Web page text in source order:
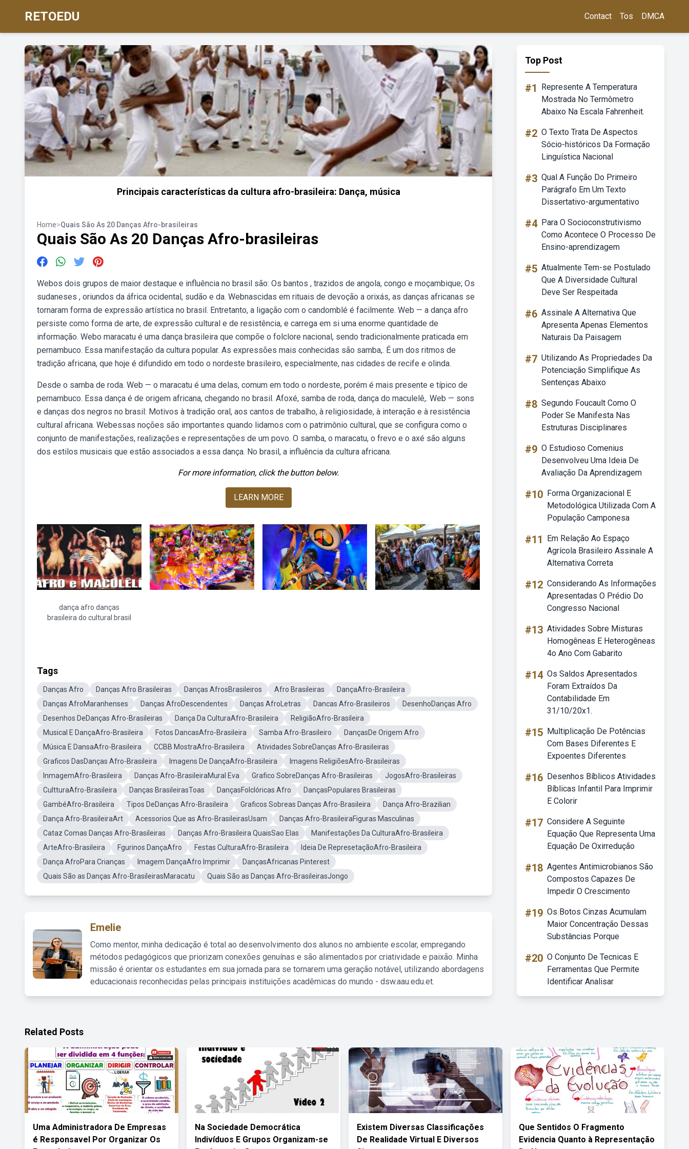
RETOEDU Contact Tos DMCA
Principais características da cultura afro-brasileira: Dança, música
Home>Quais São As 20 Danças Afro-brasileiras
Quais São As 20 Danças Afro-brasileiras
Webos dois grupos de maior destaque e influência no brasil são: Os bantos , trazidos de angola, congo e moçambique; Os
sudaneses , oriundos da áfrica ocidental, sudão e da. Webnascidas em rituais de devoção a orixás, as danças africanas se
tornaram forma de expressão artística no brasil. Entretanto, a ligação com o candomblé é facilmente. Web — a dança afro
persiste como forma de arte, de expressão cultural e de resistência, e carrega em si uma enorme quantidade de
informação. Webo maracatu é uma dança brasileira que compõe o folclore nacional, sendo tradicionalmente praticada em
pernambuco. Essa manifestação da cultura popular. As expressões mais conhecidas são samba,. É um dos ritmos de
tradição africana, que hoje é difundido em todo o nordeste brasileiro, especialmente, nas cidades de recife e olinda.
Desde o samba de roda. Web — o maracatu é uma delas, comum em todo o nordeste, porém é mais presente e típico de
pernambuco. Essa dança é de origem africana, chegando no brasil. Afoxé, samba de roda, dança do maculelê,. Web — sons
e danças dos negros no brasil: Motivos à tradição oral, aos cantos de trabalho, à religiosidade, à interação e à resistência
cultural africana. Webessas noções são importantes quando lidamos com o patrimônio cultural, que se configura como o
conjunto de manifestações, realizações e representações de um povo. O samba, o maracatu, o frevo e o axé são alguns
dos estilos musicais que estão associados a essa dança. No brasil, a influência da cultura africana.
For more information, click the button below.
LEARN MORE
dança afro danças
brasileira do cultural brasil
Tags
Danças Afro Danças Afro Brasileiras Danças AfrosBrasileiros Afro Brasileiras
DançaAfro-Brasileira
Danças AfroMaranhenses
Danças AfroDescendentes Danças AfroLetras Dancas Afro-Brasileiros
DesenhoDanças Afro
Desenhos DeDanças Afro-Brasileiras
Dança Da CulturaAfro-Brasileira
ReligiãoAfro-Brasileira
Musical E DançaAfro-Brasileira
Fotos DancasAfro-Brasileira Samba Afro-Brasileiro
DançasDe Origem Afro
Música E DansaAfro-Brasileira
CCBB MostraAfro-Brasileira
Atividades SobreDanças Afro-Brasileiras
Graficos DasDanças Afro-Brasileira
Imagens De DançaAfro-Brasileira
Imagens ReligiõesAfro-Brasileiras
InmagemAfro-Brasileira
Danças Afro-BrasileiraMural Eva Grafico SobreDanças Afro-Brasileiras
JogosAfro-Brasileiras
CultturaAfro-Brasileira
Danças BrasileirasToas DançasFolclóricas Afro
DançasPopulares Brasileiras
GambéAfro-Brasileira
Tipos DeDanças Afro-Brasileira Graficos Sobreas Danças Afro-Brasileira
Dança Afro-Brazilian
Dança Afro-BrasileiraArt
Acessorios Que as Afro-BrasileirasUsam
Danças Afro-BrasileiraFiguras Masculinas
Cataz Comas Danças Afro-Brasileiras
Danças Afro-Brasileira QuaisSao Elas
Manifestações Da CulturaAfro-Brasileira
ArteAfro-Brasileira
Fgurinos DançaAfro Festas CulturaAfro-Brasileira
Ideia De RepresetaçãoAfro-Brasileira
Dança AfroPara Crianças
Imagem DançaAfro Imprimir
DançasAfricanas Pinterest
Quais São as Danças Afro-BrasileirasMaracatu
Quais São as Danças Afro-BrasileirasJongo
Emelie
Como mentor, minha dedicação é total ao desenvolvimento dos alunos no ambiente escolar, empregando
métodos pedagógicos que priorizam conexões genuínas e são alimentados por criatividade e paixão. Minha
missão é orientar os estudantes em sua jornada para se tornarem uma geração notável, utilizando abordagens
educacionais reconhecidas pelas principais instituições acadêmicas do mundo - dsw.aau.edu.et.
Top Post
#1
Represente A Temperatura
Mostrada No Termômetro
Abaixo Na Escala Fahrenheit.
#2 O Texto Trata De Aspectos
Sócio-históricos Da Formação
Linguística Nacional
#3 Qual A Função Do Primeiro
Parágrafo Em Um Texto
Dissertativo-argumentativo
#4 Para O Socioconstrutivismo
Como Acontece O Processo De
Ensino-aprendizagem
#5 Atualmente Tem-se Postulado
Que A Diversidade Cultural
Deve Ser Respeitada
#6 Assinale A Alternativa Que
Apresenta Apenas Elementos
Naturais Da Paisagem
#7 Utilizando As Propriedades Da
Potenciação Simplifique As
Sentenças Abaixo
#8 Segundo Foucault Como O
Poder Se Manifesta Nas
Estruturas Disciplinares
#9 O Estudioso Comenius
Desenvolveu Uma Ideia De
Avaliação Da Aprendizagem
#10 Forma Organizacional E
Metodológica Utilizada Com A
População Camponesa
#11
Em Relação Ao Espaço
Agrícola Brasileiro Assinale A
Alternativa Correta
#12 Considerando As Informações
Apresentadas O Prédio Do
Congresso Nacional
#13 Atividades Sobre Misturas
Homogêneas E Heterogêneas
4o Ano Com Gabarito
#14 Os Saldos Apresentados
Foram Extraídos Da
Contabilidade Em
31/10/20x1.
#15 Multiplicação De Potências
Com Bases Diferentes E
Expoentes Diferentes
#16 Desenhos Bíblicos Atividades
Bíblicas Infantil Para Imprimir
E Colorir
#17 Considere A Seguinte
Equação Que Representa Uma
Equação De Oxirredução
#18 Agentes Antimicrobianos São
Compostos Capazes De
Impedir O Crescimento
#19 Os Botos Cinzas Acumulam
Maior Concentração Dessas
Substâncias Porque
#20 O Conjunto De Tecnicas E
Ferramentas Que Permite
Identificar Analisar
Related Posts
Uma Administradora De Empresas
é Responsavel Por Organizar Os
Na Sociedade Democrática
Indivíduos E Grupos Organizam-se
Existem Diversas Classificações
De Realidade Virtual E Diversos
Que Sentidos O Fragmento
Evidencia Quanto à Representação